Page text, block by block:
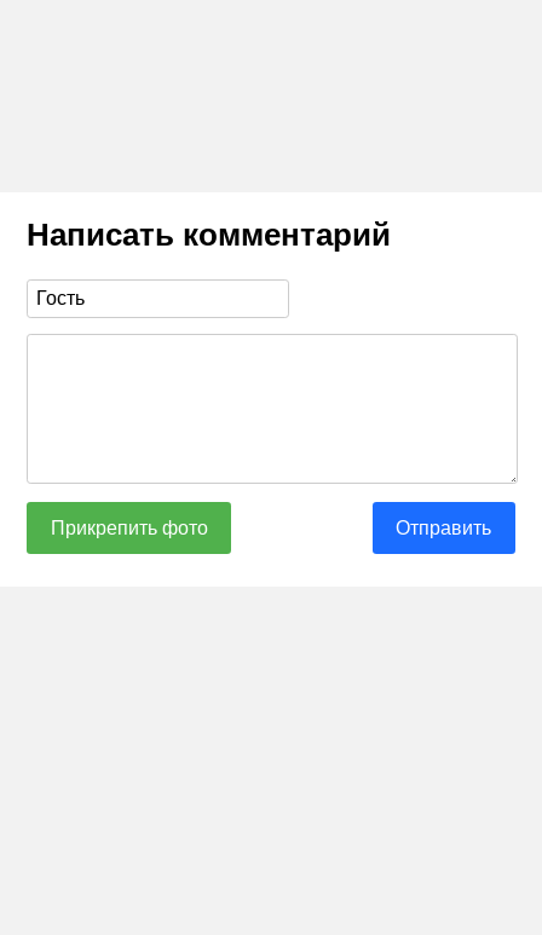
Написать комментарий
Прикрепить фото Отправить